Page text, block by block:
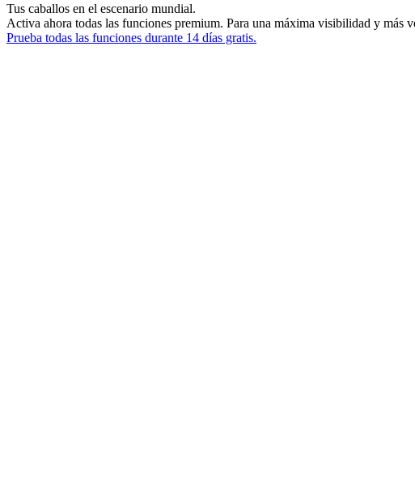
Tus caballos en el escenario mundial.
Activa ahora todas las funciones premium. Para una máxima visibilidad y más
Prueba todas las funciones durante 14 días gratis.